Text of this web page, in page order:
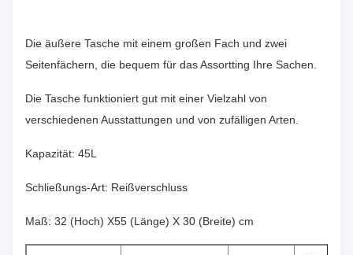
Die äußere Tasche mit einem großen Fach und zwei
Seitenfächern, die bequem für das Assortting Ihre Sachen.
Die Tasche funktioniert gut mit einer Vielzahl von
verschiedenen Ausstattungen und von zufälligen Arten.
Kapazität: 45L
Schließungs-Art: Reißverschluss
Maß: 32 (Hoch) X55 (Länge) X 30 (Breite) cm